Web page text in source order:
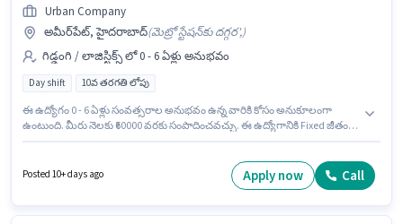
Urban Company
అమీర్‌పేట్, హైదరాబాద్(మెట్రో స్టేషన్‌కు దగ్గర',)
గిడ్డంగి / లాజిస్టిక్స్ లో 0 - 6 ఏళ్లు అనుభవం
Day shift 10వ తరగతి లోపు
ఈ ఉద్యోగం 0 - 6 ఏళ్లు సంవత్సరాల అనుభవం ఉన్న వారికి కోసం అనుకూలంగా
ఉంటుంది. మీరు నెలకు ₹60000 వరకు సంపాదించవచ్చు. ఈ ఉద్యోగానికి Fixed జీతం
హైదరాబాద్ లో ఉంది. ఇది Full Time ఉద్యోగం, ఇందులో DAY shift మరియు వారానికి
6 days working ఉంటాయి. 10వ తరగతి లోపు అర్హత ఉన్న అభ్యర్థులు ఈ
Posted 10+ days ago Apply now Call